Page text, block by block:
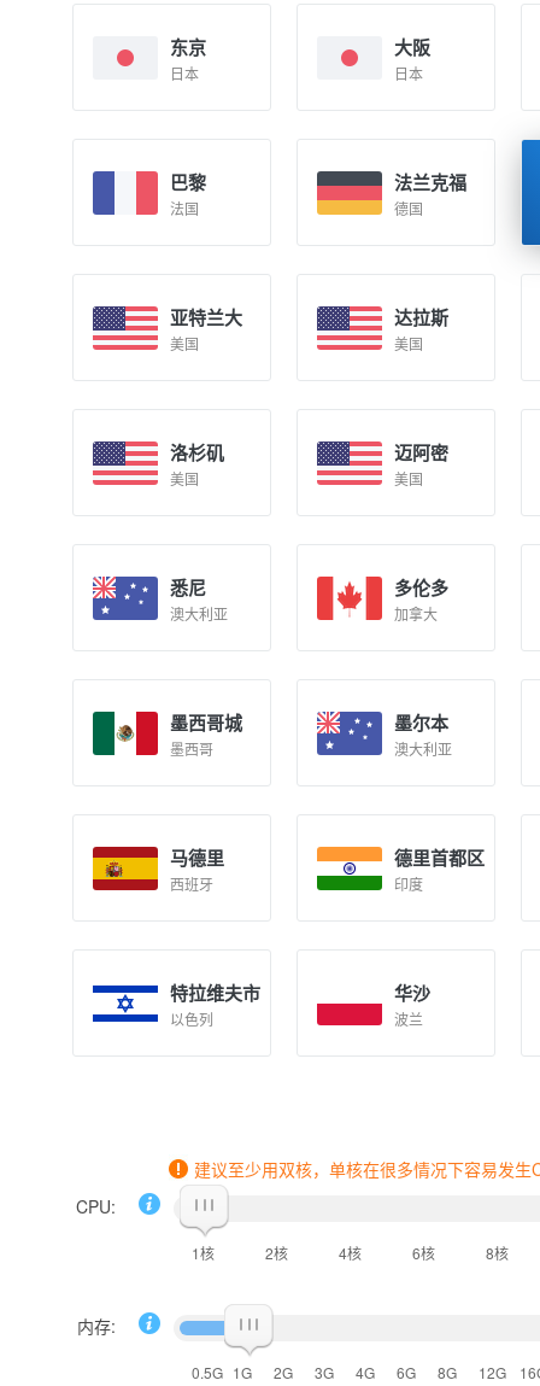
东京
日本
大阪
日本
巴黎
法国
法兰克福
德国
亚特兰大
美国
达拉斯
美国
洛杉矶
美国
迈阿密
美国
悉尼
澳大利亚
多伦多
加拿大
墨西哥城
墨西哥
墨尔本
澳大利亚
马德里
西班牙
德里首都区
印度
特拉维夫市
以色列
华沙
波兰
CPU:
建议至少用双核，单核在很多情况下容易发生
1核 2核 4核 6核 8核
内存:
0.5G 1G 2G 3G 4G 6G 8G 12G